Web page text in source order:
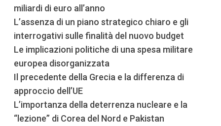
miliardi di euro all’anno
L’assenza di un piano strategico chiaro e gli
interrogativi sulle finalità del nuovo budget
Le implicazioni politiche di una spesa militare
europea disorganizzata
Il precedente della Grecia e la differenza di
approccio dell’UE
L’importanza della deterrenza nucleare e la
“lezione” di Corea del Nord e Pakistan